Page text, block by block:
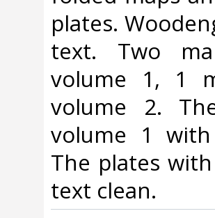
plates.
text. Two
volume 1, 1
volume 2.
volume 1
The plates
text clean.‎